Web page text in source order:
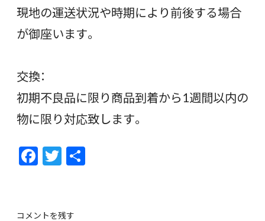
現地の運送状況や時期により前後する場合
が御座います。
交換：
初期不良品に限り商品到着から1週間以内の
物に限り対応致します。
F
ac
b
T
w
er
コメントを残す